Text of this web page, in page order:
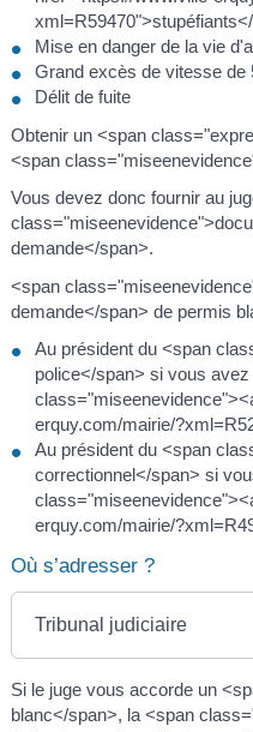
Mise en danger de la vie
Grand excès de vitesse de
Délit de fuite
Obtenir un <span
<span
Vous devez donc fournir au
demande</span>.
<span
demande</span> de permis
Au président du <span
police</span> si vous
erquy.com/mairie/
Au président du <span
correctionnel</span> si
erquy.com/mairie/
Où s’adresser ?
Tribunal judiciaire
Si le juge vous accorde un
blanc</span>, la <span